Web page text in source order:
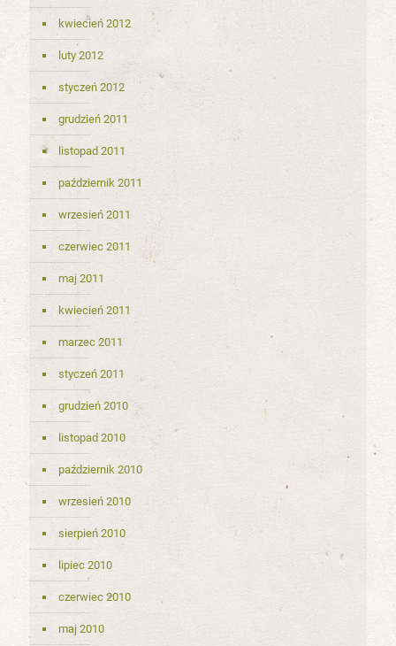
kwiecień 2012
luty 2012
styczeń 2012
grudzień 2011
listopad 2011
październik 2011
wrzesień 2011
czerwiec 2011
maj 2011
kwiecień 2011
marzec 2011
styczeń 2011
grudzień 2010
listopad 2010
październik 2010
wrzesień 2010
sierpień 2010
lipiec 2010
czerwiec 2010
maj 2010